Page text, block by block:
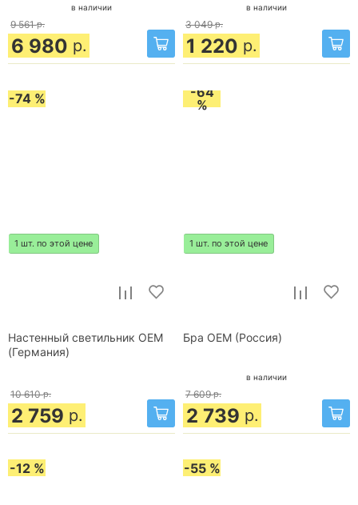
в наличии
9 561 р.
6 980 р.
в наличии
3 049 р.
1 220 р.
-74 %
1 шт. по этой цене
Настенный светильник OEM
(Германия)
10 610 р.
2 759 р.
-64
%
1 шт. по этой цене
Бра OEM (Россия)
в наличии
7 609 р.
2 739 р.
-12 % -55 %